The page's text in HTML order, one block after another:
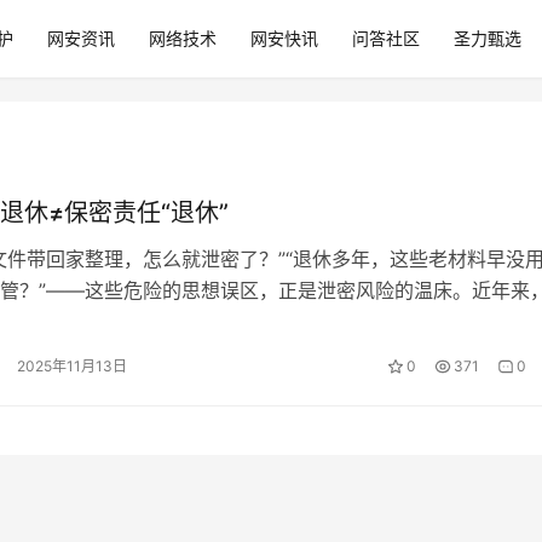
网安资讯 网络技术 网安快讯 问答社区 圣力甄选
休≠保密责任“退休”
件带回家整理，怎么就泄密了？”“退休多年，这些老材料早没
？”——这些危险的思想误区，正是泄密风险的温床。近年来
2025年11月13日 0 371 0